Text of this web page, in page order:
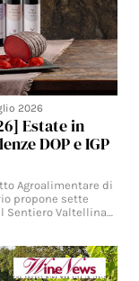
2026
Estate in
DOP e IGP
Agroalimentare di
propone sette
Sentiero Valtellina…